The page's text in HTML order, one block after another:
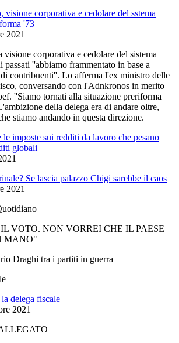
corporativa e cedolare del sstema
'73
2021
visione corporativa e cedolare del sistema
passati ''abbiamo frammentato in base a
contribuenti''. Lo afferma l'ex ministro delle
conversando con l'Adnkronos in merito
''Siamo tornati alla situazione preriforma
della delega era di andare oltre,
stiamo andando in questa direzione.
imposte sui redditi da lavoro che pesano
globali
Se lascia palazzo Chigi sarebbe il caos
2021
VOTO. NON VORREI CHE IL PAESE
MANO"
Draghi tra i partiti in guerra
delega fiscale
2021